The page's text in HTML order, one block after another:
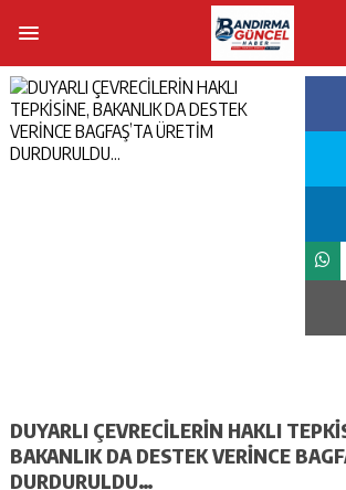
DUYARLI ÇEVRECİLERİN HAKLI
BAKANLIK DA DESTEK VERİNCE
DURDURULDU…